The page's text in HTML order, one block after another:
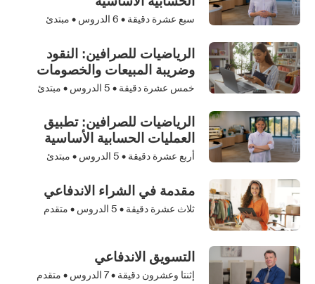
سبع عشرة دقيقة • 6 الدروس • مبتدئ
الرياضيات للصرافين: النقود
وضريبة المبيعات والخصومات
خمس عشرة دقيقة • 5 الدروس • مبتدئ
الرياضيات للصرافين: تطبيق
العمليات الحسابية الأساسية
أربع عشرة دقيقة • 5 الدروس • مبتدئ
مقدمة في الشراء الاندفاعي
ثلاث عشرة دقيقة • 5 الدروس • متقدم
التسويق الاندفاعي
إثنتا وعشرون دقيقة •7 الدروس • متقدم